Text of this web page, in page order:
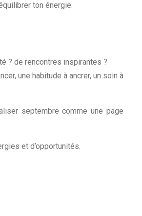
ton énergie.
? de rencontres inspirantes ?
une habitude à ancrer, un soin à
septembre comme une page
et d’opportunités.